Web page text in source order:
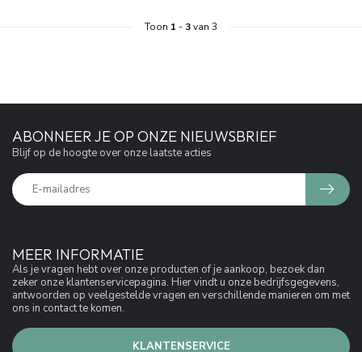
Toon 1 - 3van 3
MEER INFORMATIE
Als je vragen hebt over onze producten of je aankoop, bezoek dan
zeker onze klantenservicepagina. Hier vindt u onze bedrijfsgegevens,
antwoorden op veelgestelde vragen en verschillende manieren om met
ons in contact te komen.
KLANTENSERVICE
ABONNEER JE OP ONZE NIEUWSBRIEF
Blijf op de hoogte over onze laatste acties